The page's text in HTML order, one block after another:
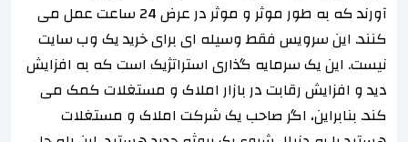
آورند که به طور موثر و موثر در عرض 24 ساعت عمل می
کنند. این سرویس فقط وسیله ای برای خرید یک وب سایت
نیست. این یک سرمایه گذاری استراتژیک است که به افزایش
دید و افزایش رقابت در بازار املاک و مستغلات کمک می
کند. بنابراین، اگر صاحب یک شرکت املاک و مستغلات